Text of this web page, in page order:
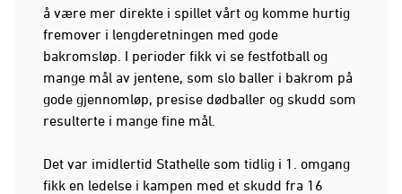
å være mer direkte i spillet vårt og komme hurtig
fremover i lengderetningen med gode
bakromsløp. I perioder fikk vi se festfotball og
mange mål av jentene, som slo baller i bakrom på
gode gjennomløp, presise dødballer og skudd som
resulterte i mange fine mål.
Det var imidlertid Stathelle som tidlig i 1. omgang
fikk en ledelse i kampen med et skudd fra 16